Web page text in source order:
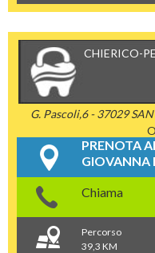
CHIERICO-
G. Pascoli,6 - 37029
PRENOTA
GIOVANNA
Chiama
Percorso
39,3 KM